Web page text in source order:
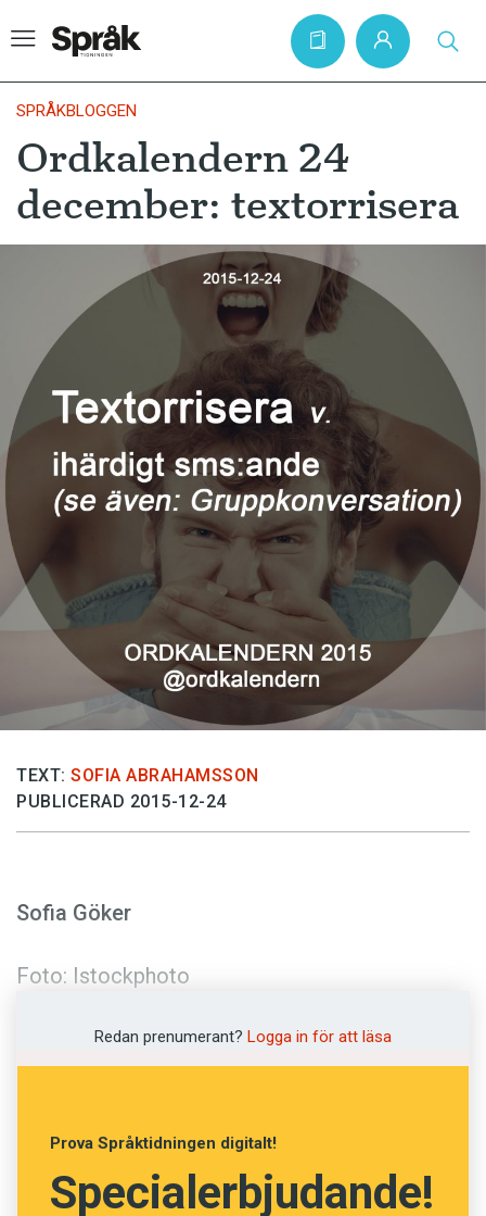
Hem
Artiklar
Språkfrågor
Skrivtips
Bokrecensioner
Kviss
Podden
Anmäl till språkpolisen
Föreslå nyord
Annonsera
Prenumerera
Läs Språktidningen digitalt
SPRÅKBLOGGEN
Ordkalendern 24
december: textorrisera
TEXT: SOFIA ABRAHAMSSON
PUBLICERAD 2015-12-24
Sofia Göker
Foto: Istockphoto
Redan prenumerant? Logga in för att läsa
Prova Språktidningen digitalt!
Specialerbjudande!